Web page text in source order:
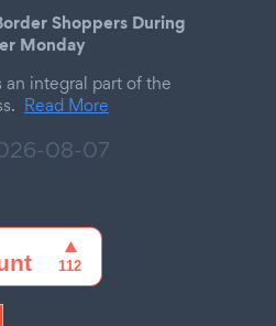
Shoppers During
Monday
integral part of the
Read More
08-07